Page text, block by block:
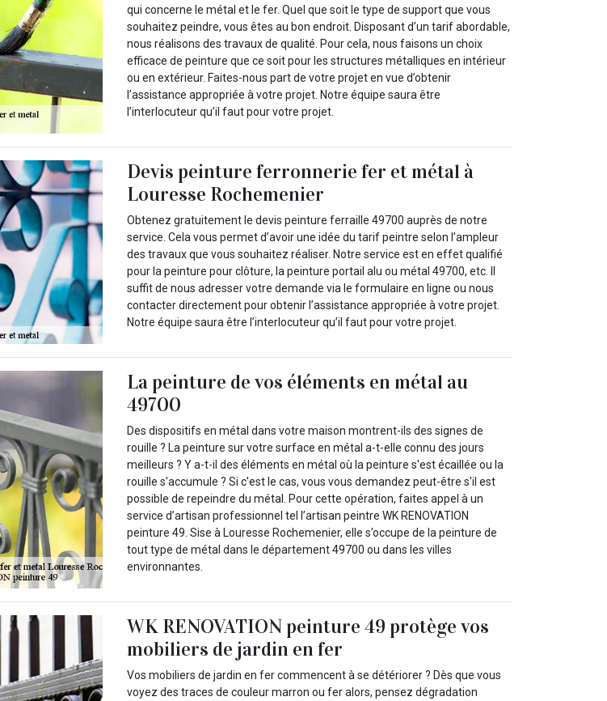
qui concerne le métal et le fer. Quel que soit le type de support que vous
souhaitez peindre, vous êtes au bon endroit. Disposant d’un tarif abordable,
nous réalisons des travaux de qualité. Pour cela, nous faisons un choix
efficace de peinture que ce soit pour les structures métalliques en intérieur
ou en extérieur. Faites-nous part de votre projet en vue d’obtenir
l’assistance appropriée à votre projet. Notre équipe saura être
l’interlocuteur qu’il faut pour votre projet.
Devis peinture ferronnerie fer et métal à
Louresse Rochemenier
Obtenez gratuitement le devis peinture ferraille 49700 auprès de notre
service. Cela vous permet d’avoir une idée du tarif peintre selon l’ampleur
des travaux que vous souhaitez réaliser. Notre service est en effet qualifié
pour la peinture pour clôture, la peinture portail alu ou métal 49700, etc. Il
suffit de nous adresser votre demande via le formulaire en ligne ou nous
contacter directement pour obtenir l’assistance appropriée à votre projet.
Notre équipe saura être l’interlocuteur qu’il faut pour votre projet.
La peinture de vos éléments en métal au
49700
Des dispositifs en métal dans votre maison montrent-ils des signes de
rouille ? La peinture sur votre surface en métal a-t-elle connu des jours
meilleurs ? Y a-t-il des éléments en métal où la peinture s'est écaillée ou la
rouille s'accumule ? Si c'est le cas, vous vous demandez peut-être s'il est
possible de repeindre du métal. Pour cette opération, faites appel à un
service d’artisan professionnel tel l’artisan peintre WK RENOVATION
peinture 49. Sise à Louresse Rochemenier, elle s’occupe de la peinture de
tout type de métal dans le département 49700 ou dans les villes
environnantes.
WK RENOVATION peinture 49 protège vos
mobiliers de jardin en fer
Vos mobiliers de jardin en fer commencent à se détériorer ? Dès que vous
voyez des traces de couleur marron ou fer alors, pensez dégradation